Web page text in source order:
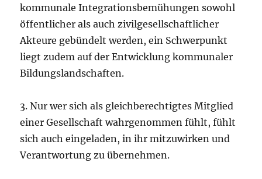
kommunale Integrationsbemühungen sowohl
öffentlicher als auch zivilgesellschaftlicher
Akteure gebündelt werden, ein Schwerpunkt
liegt zudem auf der Entwicklung kommunaler
Bildungslandschaften.
3. Nur wer sich als gleichberechtigtes Mitglied
einer Gesellschaft wahrgenommen fühlt, fühlt
sich auch eingeladen, in ihr mitzuwirken und
Verantwortung zu übernehmen.